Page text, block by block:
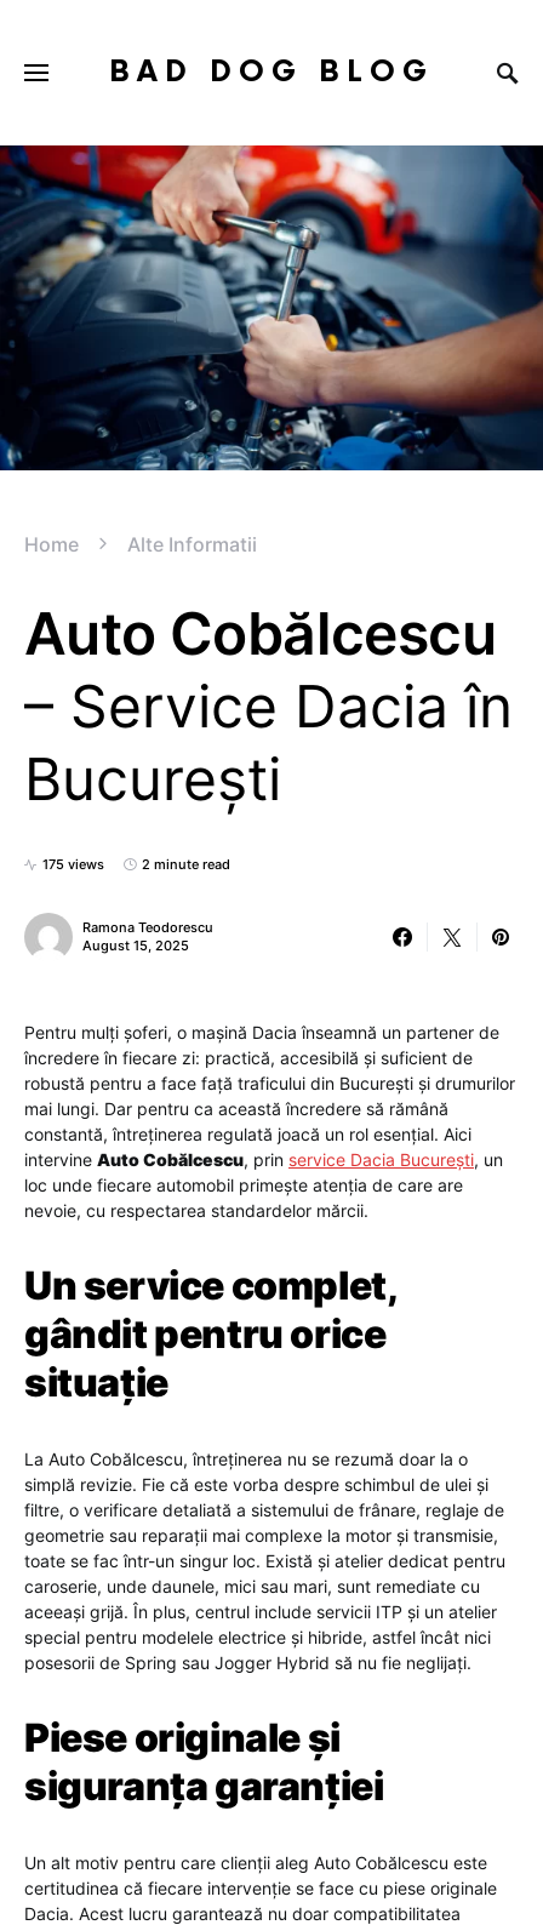
BAD DOG BLOG
Home Alte Informatii
Auto Cobălcescu
– Service Dacia în
București
175 views 2 minute read
Ramona Teodorescu
August 15, 2025
Pentru mulți șoferi, o mașină Dacia înseamnă un partener de
încredere în fiecare zi: practică, accesibilă și suficient de
robustă pentru a face față traficului din București și drumurilor
mai lungi. Dar pentru ca această încredere să rămână
constantă, întreținerea regulată joacă un rol esențial. Aici
intervine Auto Cobălcescu, prin service Dacia București, un
loc unde fiecare automobil primește atenția de care are
nevoie, cu respectarea standardelor mărcii.
Un service complet,
gândit pentru orice
situație
La Auto Cobălcescu, întreținerea nu se rezumă doar la o
simplă revizie. Fie că este vorba despre schimbul de ulei și
filtre, o verificare detaliată a sistemului de frânare, reglaje de
geometrie sau reparații mai complexe la motor și transmisie,
toate se fac într-un singur loc. Există și atelier dedicat pentru
caroserie, unde daunele, mici sau mari, sunt remediate cu
aceeași grijă. În plus, centrul include servicii ITP și un atelier
special pentru modelele electrice și hibride, astfel încât nici
posesorii de Spring sau Jogger Hybrid să nu fie neglijați.
Piese originale și
siguranța garanției
Un alt motiv pentru care clienții aleg Auto Cobălcescu este
certitudinea că fiecare intervenție se face cu piese originale
Dacia. Acest lucru garantează nu doar compatibilitatea